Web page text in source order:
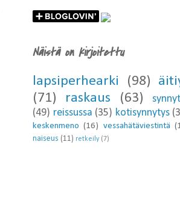
Näistä on kirjoitettu
lapsiperhearki (98)
(71)
raskaus (63)
(49) reissussa (35) kotisynnytys
keskenmeno (16) vessahätäviestintä
naiseus (11) retkeily (7)